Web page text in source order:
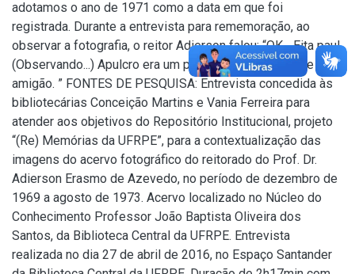
adotamos o ano de 1971 como a data em que foi
registrada. Durante a entrevista para rememoração, ao
observar a fotografia, o reitor Adierson falou: “OK... Eita pau!
(Observando...) Apulcro era um profissional exemplar e um
amigão. ” FONTES DE PESQUISA: Entrevista concedida às
bibliotecárias Conceição Martins e Vania Ferreira para
atender aos objetivos do Repositório Institucional, projeto
“(Re) Memórias da UFRPE”, para a contextualização das
imagens do acervo fotográfico do reitorado do Prof. Dr.
Adierson Erasmo de Azevedo, no período de dezembro de
1969 a agosto de 1973. Acervo localizado no Núcleo do
Conhecimento Professor João Baptista Oliveira dos
Santos, da Biblioteca Central da UFRPE. Entrevista
realizada no dia 27 de abril de 2016, no Espaço Santander